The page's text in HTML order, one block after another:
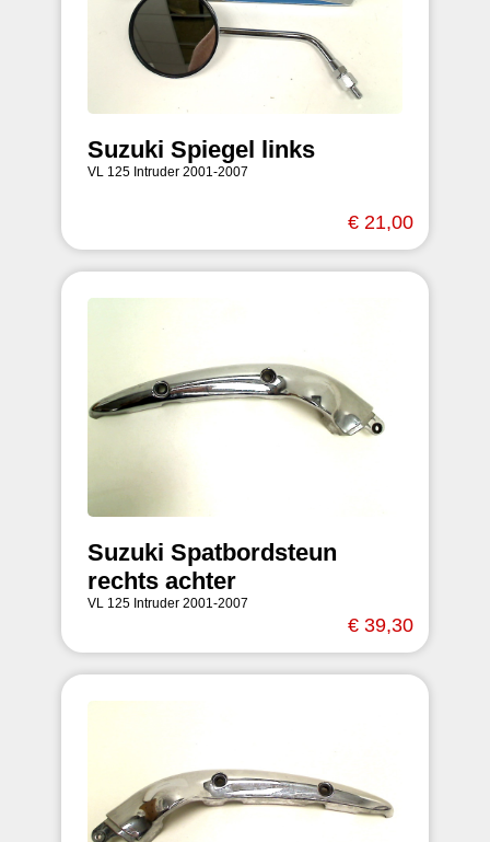
Suzuki Spiegel links
VL 125 Intruder 2001-2007
€ 21,00
Suzuki Spatbordsteun
rechts achter
VL 125 Intruder 2001-2007
€ 39,30